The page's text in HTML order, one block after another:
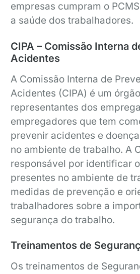
empresas cumpram o
a saúde dos trabalhadores.
CIPA – Comissão Interna
Acidentes
A Comissão Interna de
Acidentes (CIPA) é um
representantes dos
empregadores que tem
prevenir acidentes e
no ambiente de trabalho. A
responsável por identificar
presentes no ambiente de
medidas de prevenção e
trabalhadores sobre a
segurança do trabalho.
Treinamentos de
Os treinamentos de